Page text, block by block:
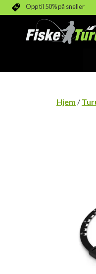
Opp til 50% på sneller
Hjem /